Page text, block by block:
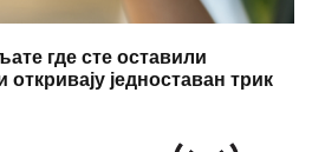
где сте оставили
једноставан трик